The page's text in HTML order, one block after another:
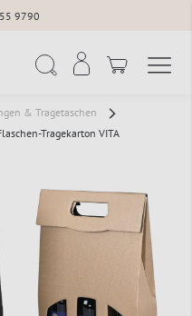
9790
& Tragetaschen
Tragekarton VITA